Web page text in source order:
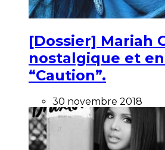
[Dossier] Mariah
nostalgique et
“Caution”.
30 novembre 2018